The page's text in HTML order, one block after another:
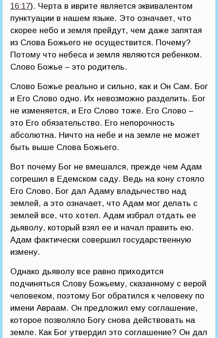
16:17). Черта в иврите является эквивалентом
пунктуации в нашем языке. Это означает, что
скорее небо и земля прейдут, чем даже запятая
из Слова Божьего не осуществится. Почему?
Потому что небеса и земля являются ребенком.
Слово Божье – это родитель.
Слово Божье реально и сильно, как и Он Сам. Бог
и Его Слово одно. Их невозможно разделить. Бог
не изменяется, и Его Слово тоже. Его Слово –
это Его обязательство. Его непорочность
абсолютна. Ничто на небе и на земле не может
быть выше Слова Божьего.
Вот почему Бог не вмешался, прежде чем Адам
согрешил в Едемском саду. Ведь на кону стояло
Его Слово. Бог дал Адаму владычество над
землей, а это означает, что Адам мог делать с
землей все, что хотел. Адам избрал отдать ее
дьяволу, который взял ее и начал править ею.
Адам фактически совершил государственную
измену.
Однако дьяволу все равно приходится
подчиняться Слову Божьему, сказанному с верой
человеком, поэтому Бог обратился к человеку по
имени Авраам. Он предложил ему соглашение,
которое позволяло Богу снова действовать на
земле. Как Бог утвердил это соглашение? Он дал